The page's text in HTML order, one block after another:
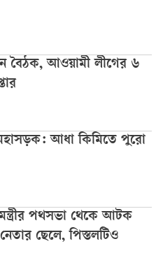
বৈঠক, আওয়ামী লীগের ৬
মহাসড়ক: আধা কিমিতে পুরো
পথসভা থেকে আটক
ছেলে, পিস্তলটিও